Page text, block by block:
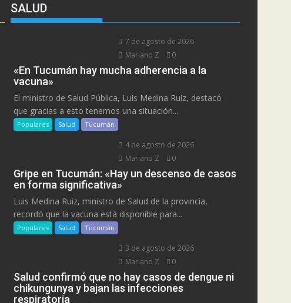
SALUD
7 de agosto de 2026
Mariano Z
0
«En Tucumán hay mucha adherencia a la
vacuna»
El ministro de Salud Pública, Luis Medina Ruiz, destacó
que gracias a esto tenemos una situación...
Populares Salud Tucumán
4 de agosto de 2026
Mariano Z
0
Gripe en Tucumán: «Hay un descenso de casos
en forma significativa»
Luis Medina Ruiz, ministro de Salud de la provincia,
recordó que la vacuna está disponible para...
Populares Salud Tucumán
3 de agosto de 2026
Mariano Z
0
Salud confirmó que no hay casos de dengue ni
chikungunya y bajan las infecciones
respiratoria